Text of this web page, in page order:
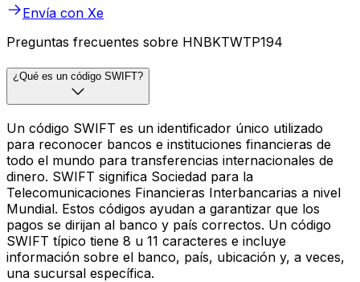
Envía con Xe
Preguntas frecuentes sobre HNBKTWTP194
¿Qué es un código SWIFT?
Un código SWIFT es un identificador único utilizado
para reconocer bancos e instituciones financieras de
todo el mundo para transferencias internacionales de
dinero. SWIFT significa Sociedad para la
Telecomunicaciones Financieras Interbancarias a nivel
Mundial. Estos códigos ayudan a garantizar que los
pagos se dirijan al banco y país correctos. Un código
SWIFT típico tiene 8 u 11 caracteres e incluye
información sobre el banco, país, ubicación y, a veces,
una sucursal específica.